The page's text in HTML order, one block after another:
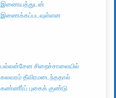
இணையத்துடன்
இணைக்கப்படவுள்ளன
பல்லன்சேன சிறைச்சாலையில்
கலவரம் தீவிரமடைந்ததால்
கண்ணீர்ப் புகைக் குண்டு